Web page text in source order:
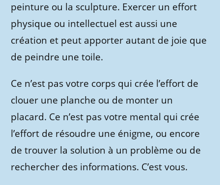
peinture ou la sculpture. Exercer un effort
physique ou intellectuel est aussi une
création et peut apporter autant de joie que
de peindre une toile.
Ce n’est pas votre corps qui crée l’effort de
clouer une planche ou de monter un
placard. Ce n’est pas votre mental qui crée
l’effort de résoudre une énigme, ou encore
de trouver la solution à un problème ou de
rechercher des informations. C’est vous.